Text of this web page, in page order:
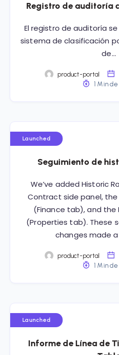
Registro de auditoría
El registro de auditoría
sistema de clasificación
de…
product-portal
1 Min
Launched
Seguimiento de
We’ve added Historic
Contract side panel,
(Finance tab), and the
(Properties tab). These
changes made
product-portal
1 Min
Launched
Informe de Línea de